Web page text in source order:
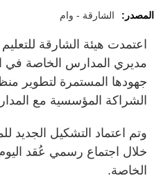
المصدر: الشارقة - وام
اعتمدت هيئة الشارقة
مديري المدارس الخاصة في
جهودها المستمرة لتطوير
الشراكة المؤسسية مع
وتم اعتماد التشكيل الجديد
خلال اجتماع رسمي عُقد
الخاصة.